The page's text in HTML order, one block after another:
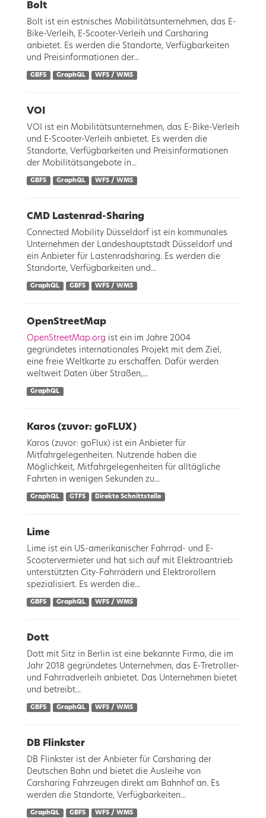
Bolt
Bolt ist ein estnisches Mobilitätsunternehmen, das E-
Bike-Verleih, E-Scooter-Verleih und Carsharing
anbietet. Es werden die Standorte, Verfügbarkeiten
und Preisinformationen der...
GBFS GraphQL WFS / WMS
VOI
VOI ist ein Mobilitätsunternehmen, das E-Bike-Verleih
und E-Scooter-Verleih anbietet. Es werden die
Standorte, Verfügbarkeiten und Preisinformationen
der Mobilitätsangebote in...
GBFS GraphQL WFS / WMS
CMD Lastenrad-Sharing
Connected Mobility Düsseldorf ist ein kommunales
Unternehmen der Landeshauptstadt Düsseldorf und
ein Anbieter für Lastenradsharing. Es werden die
Standorte, Verfügbarkeiten und...
GraphQL GBFS WFS / WMS
OpenStreetMap
OpenStreetMap.org ist ein im Jahre 2004
gegründetes internationales Projekt mit dem Ziel,
eine freie Weltkarte zu erschaffen. Dafür werden
weltweit Daten über Straßen,...
GraphQL
Karos (zuvor: goFLUX)
Karos (zuvor: goFlux) ist ein Anbieter für
Mitfahrgelegenheiten. Nutzende haben die
Möglichkeit, Mitfahrgelegenheiten für alltägliche
Fahrten in wenigen Sekunden zu...
GraphQL GTFS Direkte Schnittstelle
Lime
Lime ist ein US-amerikanischer Fahrrad- und E-
Scootervermieter und hat sich auf mit Elektroantrieb
unterstützten City-Fahrrädern und Elektrorollern
spezialisiert. Es werden die...
GBFS GraphQL WFS / WMS
Dott
Dott mit Sitz in Berlin ist eine bekannte Firma, die im
Jahr 2018 gegründetes Unternehmen, das E-Tretroller-
und Fahrradverleih anbietet. Das Unternehmen bietet
und betreibt...
GBFS GraphQL WFS / WMS
DB Flinkster
DB Flinkster ist der Anbieter für Carsharing der
Deutschen Bahn und bietet die Ausleihe von
Carsharing Fahrzeugen direkt am Bahnhof an. Es
werden die Standorte, Verfügbarkeiten...
GraphQL GBFS WFS / WMS